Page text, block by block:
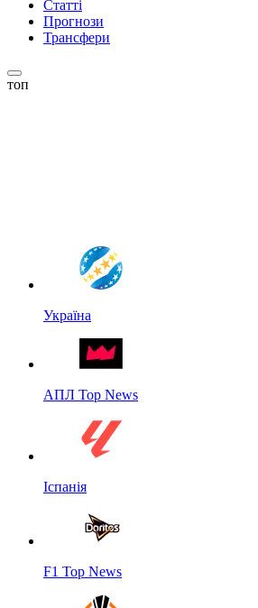
Статті
Прогнози
Трансфери
топ
Україна
АПЛ Top News
Іспанія
F1 Top News